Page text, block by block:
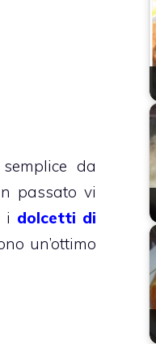
semplice da
passato vi
i dolcetti di
un’ottimo